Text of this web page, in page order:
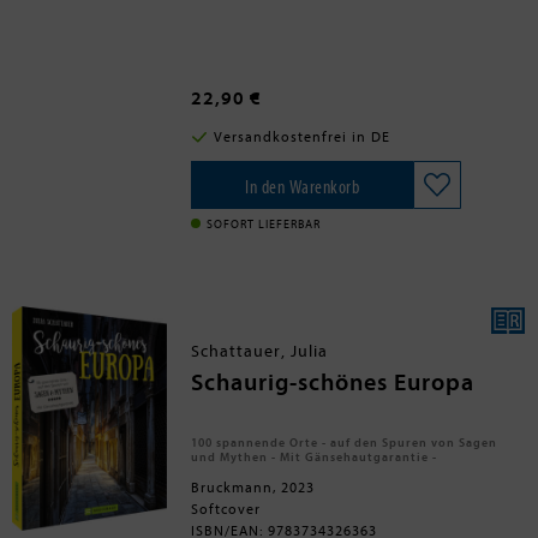
Erzählweise sind bewundernswert.' Wall
Street Journal'New York Times'-
Bestseller und bestes Buch des Jahres
Amazon, Barnes & Noble, 'NPR' und
'Goodreads'
22,90 €
Versandkostenfrei in DE
In den Warenkorb
SOFORT LIEFERBAR
Schattauer, Julia
Schaurig-schönes Europa
100 spannende Orte - auf den Spuren von Sagen
und Mythen - Mit Gänsehautgarantie -
Bruckmann, 2023
Softcover
ISBN/EAN: 9783734326363